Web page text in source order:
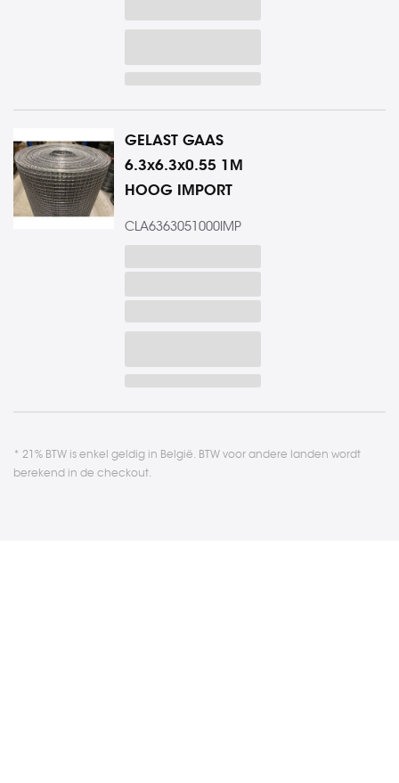
GELAST GAAS
6.3x6.3x0.55 1M
HOOG IMPORT
CLA6363051000IMP
* 21% BTW is enkel geldig in België. BTW voor andere landen wordt
berekend in de checkout.